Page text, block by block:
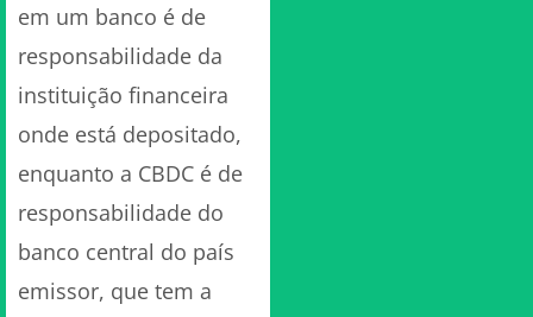
em um banco é de
responsabilidade da
instituição financeira
onde está depositado,
enquanto a CBDC é de
responsabilidade do
banco central do país
emissor, que tem a